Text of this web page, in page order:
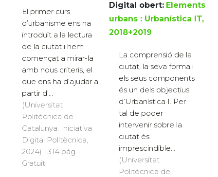
El primer curs
d’urbanisme ens ha
introduït a la lectura
de la ciutat i hem
començat a mirar-la
amb nous criteris, el
que ens ha d’ajudar a
partir d’...
(Universitat
Politècnica de
Catalunya. Iniciativa
Digital Politècnica,
2024) · 314 pàg. ·
Gratuït
Digital obert: Elements
urbans : Urbanística IT,
2018+2019
La comprensió de la
ciutat, la seva forma i
els seus components
és un dels objectius
d’Urbanística I. Per
tal de poder
intervenir sobre la
ciutat és
imprescindible...
(Universitat
Politècnica de